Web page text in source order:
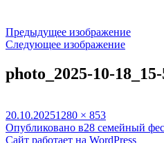
Предыдущее изображение
Следующее изображение
photo_2025-10-
Опубликовано
20.10.2025Полный
размер
1280 × 853
Навигация
Опубликовано в28 семейный
Сайт работает на WordPress